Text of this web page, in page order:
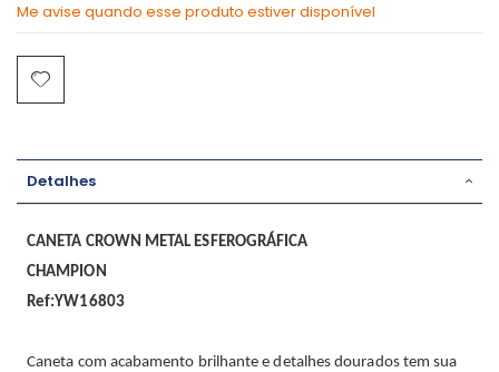
Me avise quando esse produto estiver disponível
Detalhes
CANETA CROWN METAL ESFEROGRÁFICA
CHAMPION
Ref:YW16803
Caneta com acabamento brilhante e detalhes dourados tem sua